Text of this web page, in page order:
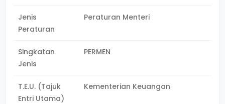
Jenis
Peraturan
Peraturan Menteri
Singkatan
Jenis
PERMEN
T.E.U. (Tajuk
Entri Utama)
Kementerian Keuangan